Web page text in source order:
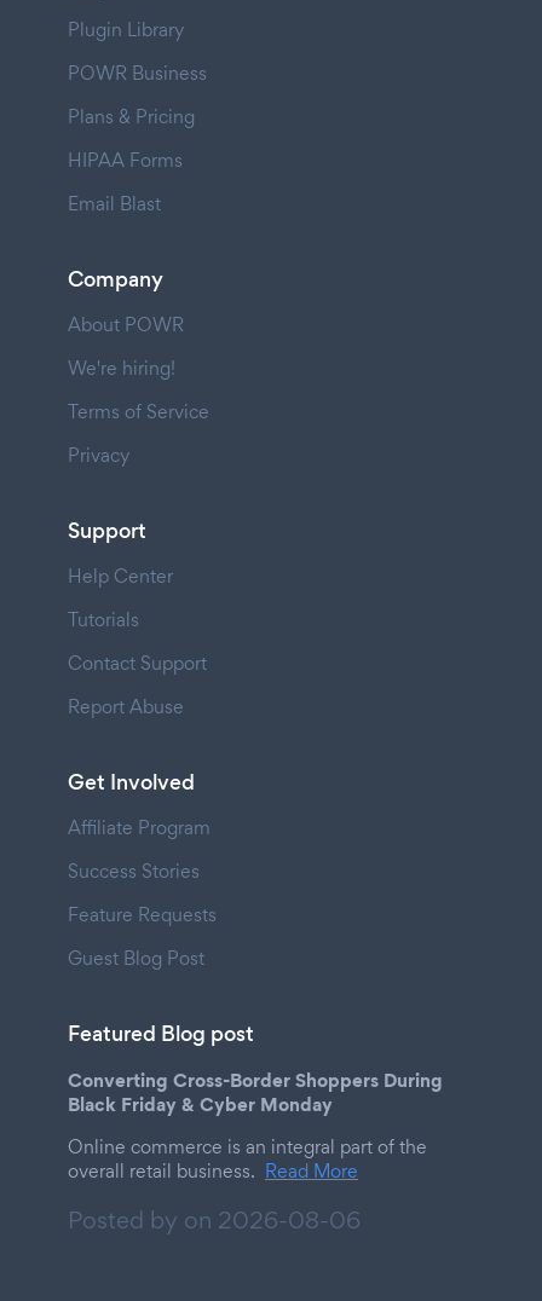
Plugin Library
POWR Business
Plans & Pricing
HIPAA Forms
Email Blast
Company
About POWR
We're hiring!
Terms of Service
Privacy
Support
Help Center
Tutorials
Contact Support
Report Abuse
Get Involved
Affiliate Program
Success Stories
Feature Requests
Guest Blog Post
Featured Blog post
Converting Cross-Border Shoppers During
Black Friday & Cyber Monday
Online commerce is an integral part of the
overall retail business. Read More
Posted by on 2026-08-06